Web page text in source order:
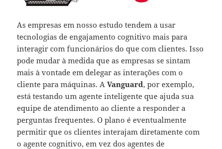
As empresas em nosso estudo tendem a usar
tecnologias de engajamento cognitivo mais para
interagir com funcionários do que com clientes. Isso
pode mudar à medida que as empresas se sintam
mais à vontade em delegar as interações com o
cliente para máquinas. AVanguard, por exemplo,
está testando um agente inteligente que ajuda sua
equipe de atendimento ao cliente a responder a
perguntas frequentes. O plano é eventualmente
permitir que os clientes interajam diretamente com
o agente cognitivo, em vez dos agentes de